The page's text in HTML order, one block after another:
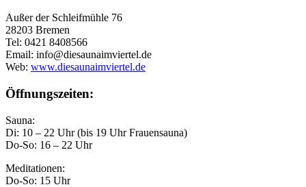
Außer der Schleifmühle 76
28203 Bremen
Tel: 0421 8408566
Email: info@diesaunaimviertel.de
Web: www.diesaunaimviertel.de
Öffnungszeiten:
Sauna:
Di: 10 – 22 Uhr (bis 19 Uhr Frauensauna)
Do-So: 16 – 22 Uhr
Meditationen:
Do-So: 15 Uhr